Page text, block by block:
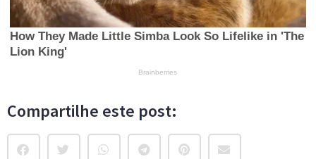
Compartilhe este post: